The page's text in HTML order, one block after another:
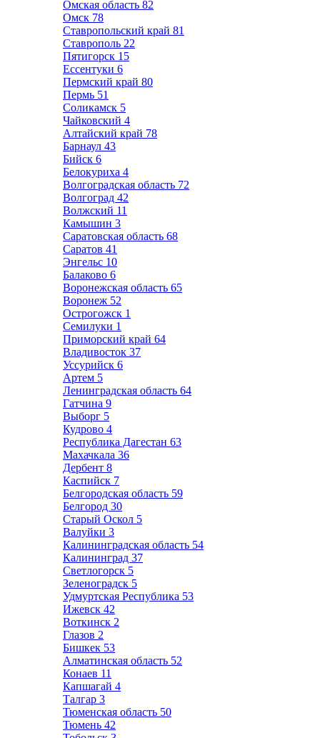
Омская область 82
Омск 78
Ставропольский край 81
Ставрополь 22
Пятигорск 15
Ессентуки 6
Пермский край 80
Пермь 51
Соликамск 5
Чайковский 4
Алтайский край 78
Барнаул 43
Бийск 6
Белокуриха 4
Волгоградская область 72
Волгоград 42
Волжский 11
Камышин 3
Саратовская область 68
Саратов 41
Энгельс 10
Балаково 6
Воронежская область 65
Воронеж 52
Острогожск 1
Семилуки 1
Приморский край 64
Владивосток 37
Уссурийск 6
Артем 5
Ленинградская область 64
Гатчина 9
Выборг 5
Кудрово 4
Республика Дагестан 63
Махачкала 36
Дербент 8
Каспийск 7
Белгородская область 59
Белгород 30
Старый Оскол 5
Валуйки 3
Калининградская область 54
Калининград 37
Светлогорск 5
Зеленоградск 5
Удмуртская Республика 53
Ижевск 42
Воткинск 2
Глазов 2
Бишкек 53
Алматинская область 52
Конаев 11
Капшагай 4
Талгар 3
Тюменская область 50
Тюмень 42